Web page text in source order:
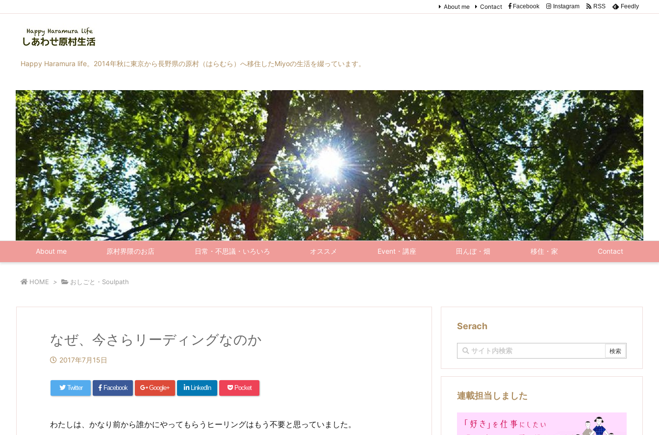
Happy Haramura life。2014年秋に東京から長野県の原村（はらむら）へ移住したMiyoの生活を綴っています。
About me 原村界隈のお店 日常・不思議・いろいろ オススメ Event・講座 田んぼ・畑 移住・家 Contact
About me Contact Facebook Instagram RSS Feedly
HOME > おしごと・Soulpath
なぜ、今さらリーディングなのか
2017年7月15日
Twitter Facebook Google+ LinkedIn Pocket
わたしは、かなり前から誰かにやってもらうヒーリングはもう不要と思っていました。
Serach
連載担当しました